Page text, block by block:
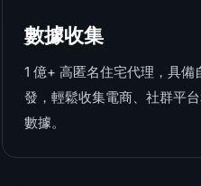
數據收集
1 億+ 高匿名住宅代理，具備
發，輕鬆收集電商、社群平
數據。